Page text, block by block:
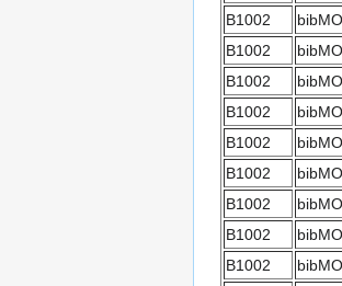
B1002
B1002
B1002
B1002
B1002
B1002
B1002
B1002
B1002